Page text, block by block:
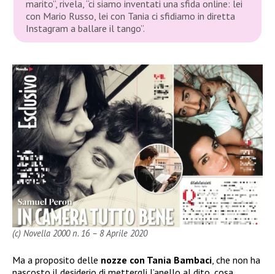
marito”, rivela,“ci siamo inventati una sfida online: lei
con Mario Russo, lei con Tania ci sfidiamo in diretta
Instagram a ballare il tango”.
(c) Novella 2000 n. 16 – 8 Aprile 2020
Ma a proposito delle nozze con Tania Bambaci, che non ha